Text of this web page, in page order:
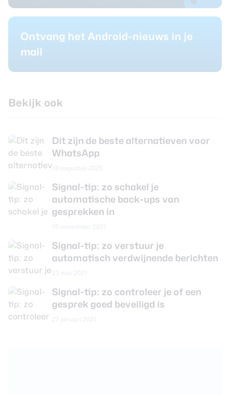
Ontvang het Android-nieuws in je
mail
Bekijk ook
Dit zijn de beste alternatieven voor
WhatsApp
Signal-tip: zo schakel je
automatische back-ups van
gesprekken in
Signal-tip: zo verstuur je
automatisch verdwijnende berichten
Signal-tip: zo controleer je of een
gesprek goed beveiligd is